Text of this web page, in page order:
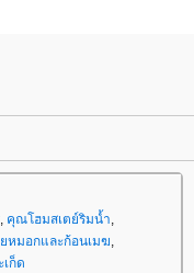
, คุณโฮมสเตย์ริมน้ำ,
หมอกและก้อนเมฆ,
ก็ด